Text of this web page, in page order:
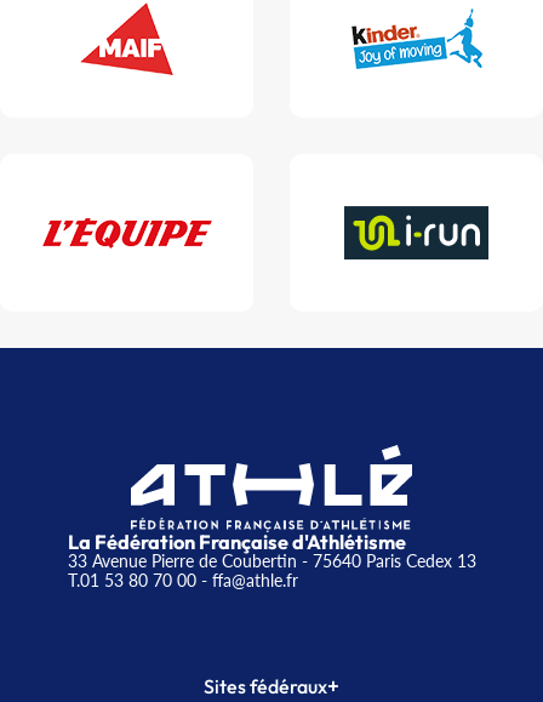
La Fédération Française d'Athlétisme
33 Avenue Pierre de Coubertin - 75640 Paris Cedex 13
T.01 53 80 70 00- ffa@athle.fr
Sites fédéraux+